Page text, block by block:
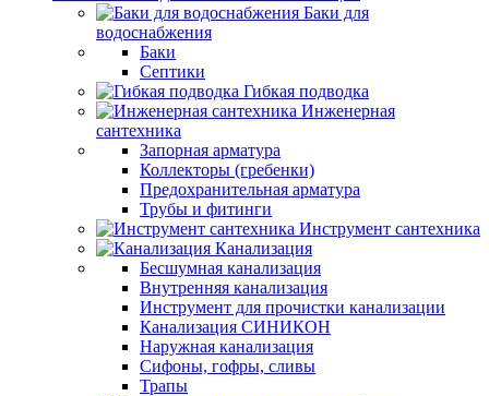
Баки для
водоснабжения
Баки
Септики
Гибкая подводка
Инженерная
сантехника
Запорная арматура
Коллекторы (гребенки)
Предохранительная арматура
Трубы и фитинги
Инструмент сантехника
Канализация
Бесшумная канализация
Внутренняя канализация
Инструмент для прочистки канализации
Канализация СИНИКОН
Наружная канализация
Сифоны, гофры, сливы
Трапы